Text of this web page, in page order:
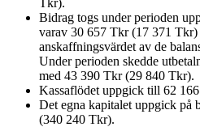
Bidrag togs under perioden
varav 30 657 Tkr (17 371 Tkr)
anskaffningsvärdet av de
Under perioden skedde
med 43 390 Tkr (29 840 Tkr).
Kassaflödet uppgick till 62
Det egna kapitalet uppgick på
(340 240 Tkr).